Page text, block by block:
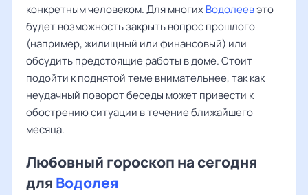
конкретным человеком. Для многихВодолеевэто
будет возможность закрыть вопрос прошлого
(например, жилищный или финансовый) или
обсудить предстоящие работы в доме. Стоит
подойти к поднятой теме внимательнее, так как
неудачный поворот беседы может привести к
обострению ситуации в течение ближайшего
месяца.
Любовный гороскоп на сегодня
для Водолея